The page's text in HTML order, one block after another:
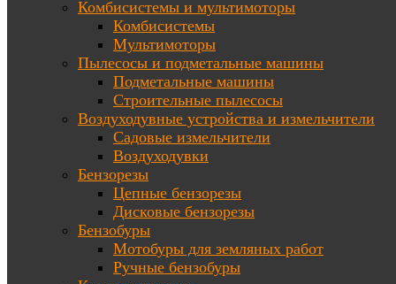
Комбисистемы и мультимоторы
Комбисистемы
Мультимоторы
Пылесосы и подметальные машины
Подметальные машины
Строительные пылесосы
Воздуходувные устройства и измельчители
Садовые измельчители
Воздуходувки
Бензорезы
Цепные бензорезы
Дисковые бензорезы
Бензобуры
Мотобуры для земляных работ
Ручные бензобуры